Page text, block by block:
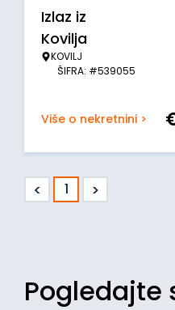
Izlaz iz
Kovilja
KOVILJ
ŠIFRA: #539055
Više o nekretnini >
< 1 >
Pogledajte